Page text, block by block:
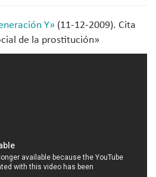
Y» (11-12-2009). Cita
de la prostitución»